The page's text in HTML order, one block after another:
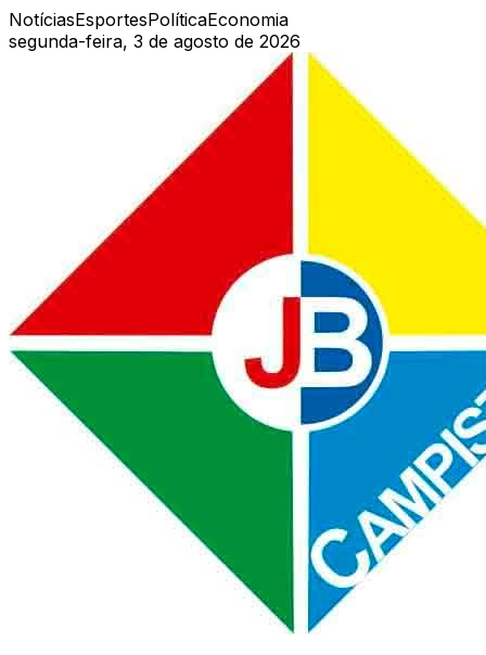
NotíciasEsportesPolíticaEconomia
segunda-feira, 3 de agosto de 2026